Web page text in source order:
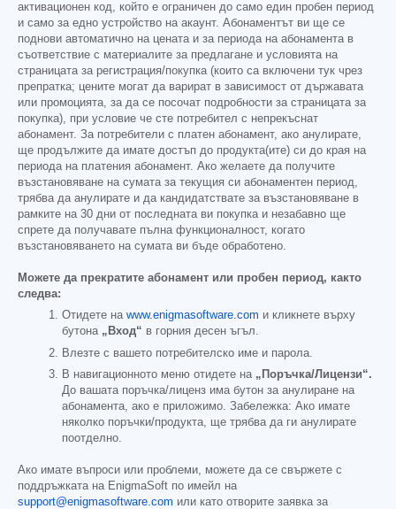
активационен код, който е ограничен до само един пробен период
и само за едно устройство на акаунт. Абонаментът ви ще се
поднови автоматично на цената и за периода на абонамента в
съответствие с материалите за предлагане и условията на
страницата за регистрация/покупка (които са включени тук чрез
препратка; цените могат да варират в зависимост от държавата
или промоцията, за да се посочат подробности за страницата за
покупка), при условие че сте потребител с непрекъснат
абонамент. За потребители с платен абонамент, ако анулирате,
ще продължите да имате достъп до продукта(ите) си до края на
периода на платения абонамент. Ако желаете да получите
възстановяване на сумата за текущия си абонаментен период,
трябва да анулирате и да кандидатствате за възстановяване в
рамките на 30 дни от последната ви покупка и незабавно ще
спрете да получавате пълна функционалност, когато
възстановяването на сумата ви бъде обработено.
Можете да прекратите абонамент или пробен период, както
следва:
Отидете на www.enigmasoftware.com и кликнете върху
бутона „Вход“ в горния десен ъгъл.
Влезте с вашето потребителско име и парола.
В навигационното меню отидете на „Поръчка/Лицензи“.
До вашата поръчка/лиценз има бутон за анулиране на
абонамента, ако е приложимо. Забележка: Ако имате
няколко поръчки/продукта, ще трябва да ги анулирате
поотделно.
Ако имате въпроси или проблеми, можете да се свържете с
поддръжката на EnigmaSoft по имейл на
support@enigmasoftware.com или като отворите заявка за